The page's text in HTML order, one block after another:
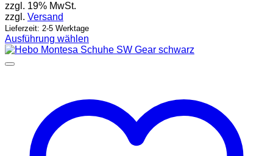
zzgl. 19% MwSt.
zzgl. Versand
Lieferzeit: 2-5 Werktage
Ausführung wählen
Dieses
Produkt
Optionen
können